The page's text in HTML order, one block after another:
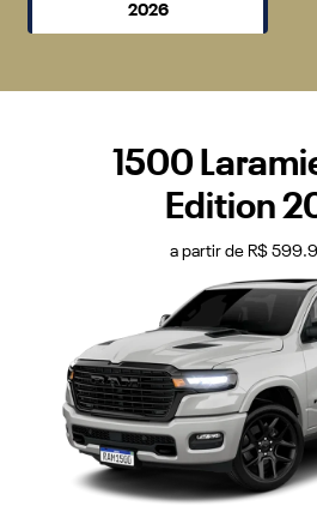
2026
1500
Edition
a partir de R$